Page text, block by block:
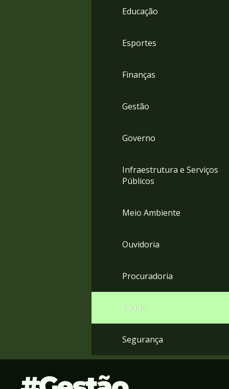
Educação
Esportes
Finanças
Gestão
Governo
Infraestrutura e Serviços
Públicos
Meio Ambiente
Ouvidoria
Procuradoria
Saúde
Segurança